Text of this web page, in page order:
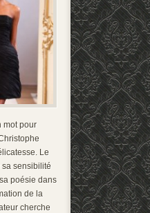
mot pour
Le
sa sensibilité
poésie dans
de la
cherche